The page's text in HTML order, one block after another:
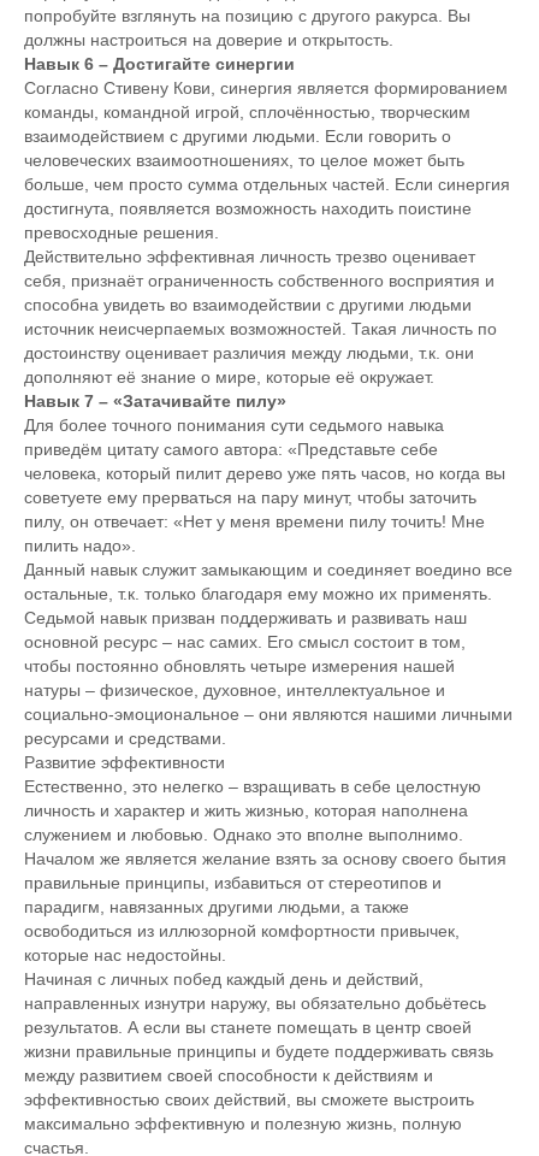
попробуйте взглянуть на позицию с другого ракурса. Вы
должны настроиться на доверие и открытость.
Навык 6 – Достигайте синергии
Согласно Стивену Кови, синергия является формированием
команды, командной игрой, сплочённостью, творческим
взаимодействием с другими людьми. Если говорить о
человеческих взаимоотношениях, то целое может быть
больше, чем просто сумма отдельных частей. Если синергия
достигнута, появляется возможность находить поистине
превосходные решения.
Действительно эффективная личность трезво оценивает
себя, признаёт ограниченность собственного восприятия и
способна увидеть во взаимодействии с другими людьми
источник неисчерпаемых возможностей. Такая личность по
достоинству оценивает различия между людьми, т.к. они
дополняют её знание о мире, которые её окружает.
Навык 7 – «Затачивайте пилу»
Для более точного понимания сути седьмого навыка
приведём цитату самого автора: «Представьте себе
человека, который пилит дерево уже пять часов, но когда вы
советуете ему прерваться на пару минут, чтобы заточить
пилу, он отвечает: «Нет у меня времени пилу точить! Мне
пилить надо».
Данный навык служит замыкающим и соединяет воедино все
остальные, т.к. только благодаря ему можно их применять.
Седьмой навык призван поддерживать и развивать наш
основной ресурс – нас самих. Его смысл состоит в том,
чтобы постоянно обновлять четыре измерения нашей
натуры – физическое, духовное, интеллектуальное и
социально-эмоциональное – они являются нашими личными
ресурсами и средствами.
Развитие эффективности
Естественно, это нелегко – взращивать в себе целостную
личность и характер и жить жизнью, которая наполнена
служением и любовью. Однако это вполне выполнимо.
Началом же является желание взять за основу своего бытия
правильные принципы, избавиться от стереотипов и
парадигм, навязанных другими людьми, а также
освободиться из иллюзорной комфортности привычек,
которые нас недостойны.
Начиная с личных побед каждый день и действий,
направленных изнутри наружу, вы обязательно добьётесь
результатов. А если вы станете помещать в центр своей
жизни правильные принципы и будете поддерживать связь
между развитием своей способности к действиям и
эффективностью своих действий, вы сможете выстроить
максимально эффективную и полезную жизнь, полную
счастья.